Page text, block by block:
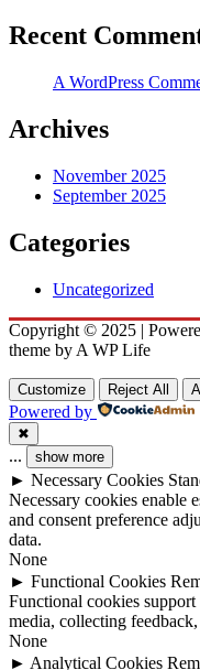
Recent
A WordPress
Archives
November 2025
September 2025
Categories
Uncategorized
Copyright © 2025 |
theme by A WP Life
Customize Reject All
Powered by
✖
... show more
► Necessary Cookies
Necessary cookies enable
and consent preference
data.
None
► Functional Cookies
Functional cookies
media, collecting
None
► Analytical Cookies